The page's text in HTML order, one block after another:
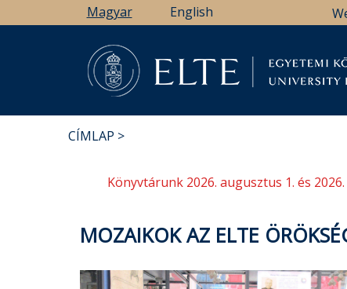
a
Magyar English
CÍMLAP
Könyvtárunk 2026. augusztus 1. és
MOZAIKOK AZ ELTE